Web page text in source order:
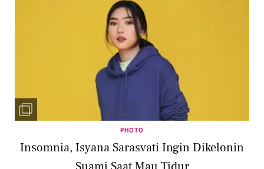
PHOTO
Insomnia, Isyana Sarasvati Ingin Dikelonin